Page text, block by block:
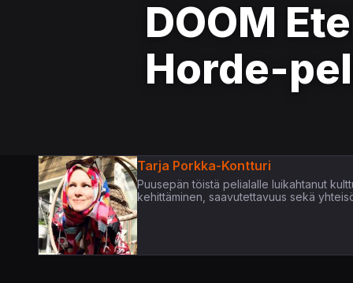
DOOM
Horde-
Tarja Porkka-Kontturi
Puusepän töistä pelialalle luikahtanut
kehittäminen, saavutettavuus sekä